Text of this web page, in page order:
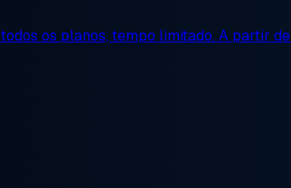
todos os planos, tempo limitado. A partir de